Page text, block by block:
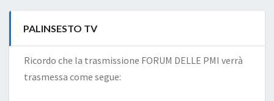
PALINSESTO TV
Ricordo che la trasmissione FORUM DELLE PMI verrà
trasmessa come segue: